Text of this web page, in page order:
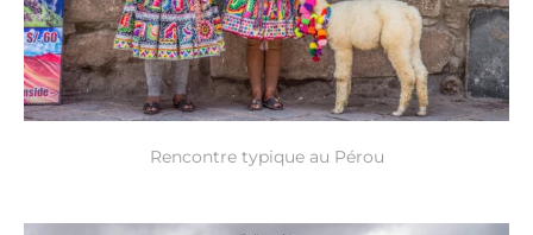
Rencontre typique au Pérou